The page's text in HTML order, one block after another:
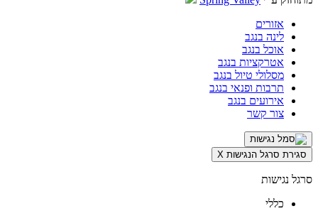
אזורים
לינה בנגב
אוכל בנגב
אטרקציות בנגב
מסלולי טיול בנגב
תרבות ופנאי בנגב
אירועים בנגב
צור קשר
סגירת סרגל הנגישות X
סרגל נגישות
כללי